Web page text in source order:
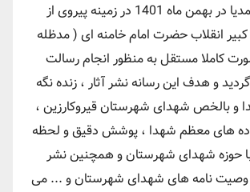
رسانه کمیل مدیا در بهمن ماه 1401 در زمینه پیروی از
انقلاب حضرت امام خامنه ای ( مدظله
کاملا مستقل به منظور انجام رسالت
و هدف این رسانه نشر آثار ، زنده نگه
و بالخص شهدای شهرستان قیروکارزین ،
های معظم شهدا ، پوشش دقیق و لحظه
با حوزه شهدای شهرستان و همچنین نشر
وصیت نامه های شهدای شهرستان و ... می